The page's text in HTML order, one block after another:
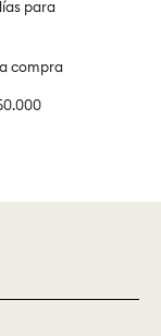
para
compra